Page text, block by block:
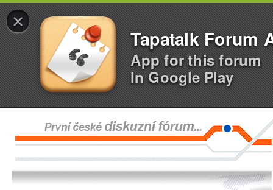
×
Tapatalk Forum
App for this forum
In Google Play